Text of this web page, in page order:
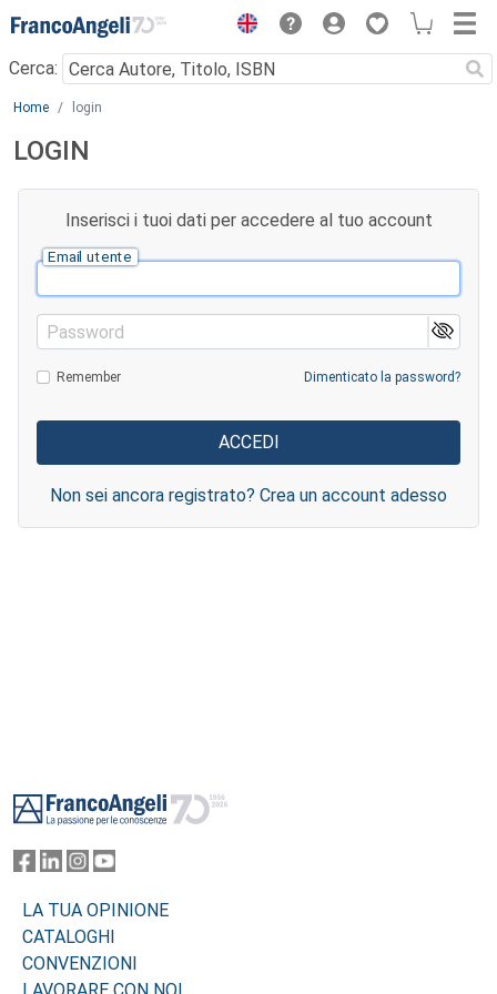
Menu
Cerca:
Main content
Home login
LOGIN
Inserisci i tuoi dati per accedere al tuo account
Email utente
Password
Remember Dimenticato la password?
Non sei ancora registrato? Crea un account adesso
LA TUA OPINIONE
CATALOGHI
CONVENZIONI